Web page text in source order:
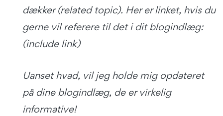
dækker (related topic). Her er linket, hvis du
gerne vil referere til det i dit blogindlæg:
(include link)
Uanset hvad, vil jeg holde mig opdateret
på dine blogindlæg, de er virkelig
informative!